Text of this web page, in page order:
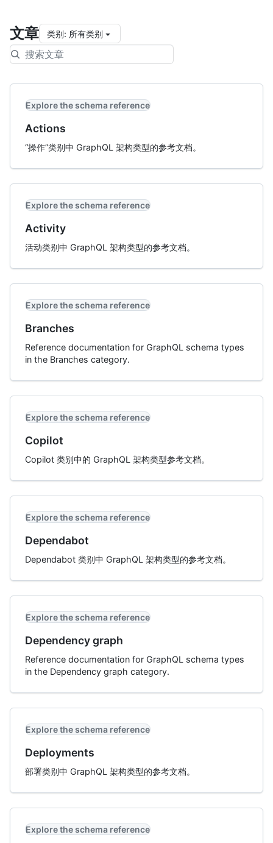
文章 类别: 所有类别
Explore the schema reference
Actions
“操作”类别中 GraphQL 架构类型的参考文档。
Explore the schema reference
Activity
活动类别中 GraphQL 架构类型的参考文档。
Explore the schema reference
Branches
Reference documentation for GraphQL schema types
in the Branches category.
Explore the schema reference
Copilot
Copilot 类别中的 GraphQL 架构类型参考文档。
Explore the schema reference
Dependabot
Dependabot 类别中 GraphQL 架构类型的参考文档。
Explore the schema reference
Dependency graph
Reference documentation for GraphQL schema types
in the Dependency graph category.
Explore the schema reference
Deployments
部署类别中 GraphQL 架构类型的参考文档。
Explore the schema reference